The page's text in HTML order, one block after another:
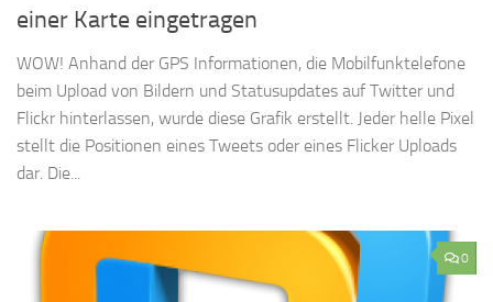
einer Karte eingetragen
WOW! Anhand der GPS Informationen, die Mobilfunktelefone
beim Upload von Bildern und Statusupdates auf Twitter und
Flickr hinterlassen, wurde diese Grafik erstellt. Jeder helle Pixel
stellt die Positionen eines Tweets oder eines Flicker Uploads
dar. Die...
0